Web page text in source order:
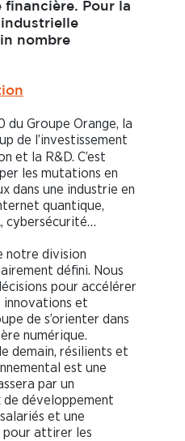
financière. Pour la
industrielle
nombre
du Groupe Orange, la
de l’investissement
et la R&D. C’est
les mutations en
dans une industrie en
quantique,
cybersécurité…
notre division
défini. Nous
pour accélérer
innovations et
de s’orienter dans
numérique.
demain, résilients et
est une
par un
développement
et une
attirer les